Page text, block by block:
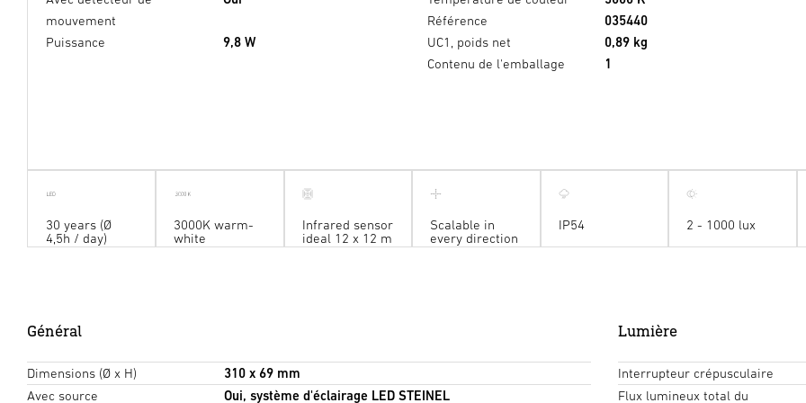
mouvement
Puissance 9,8 W
Référence
035440
UC1, poids net
0,89 kg
Contenu de l'emballage
1
30 years (Ø
4,5h / day)
3000K warm-
white
Infrared sensor
ideal 12 x 12 m
Scalable in
every direction
IP54 2 - 1000 lux
Général
Dimensions (Ø x H)
310 x 69 mm
Avec source
Oui, système d'éclairage LED STEINEL
Lumière
Interrupteur crépusculaire
Flux lumineux total du